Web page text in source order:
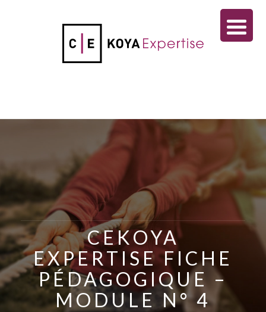
CEKOYA
EXPERTISE FICHE
PÉDAGOGIQUE –
MODULE N° 4